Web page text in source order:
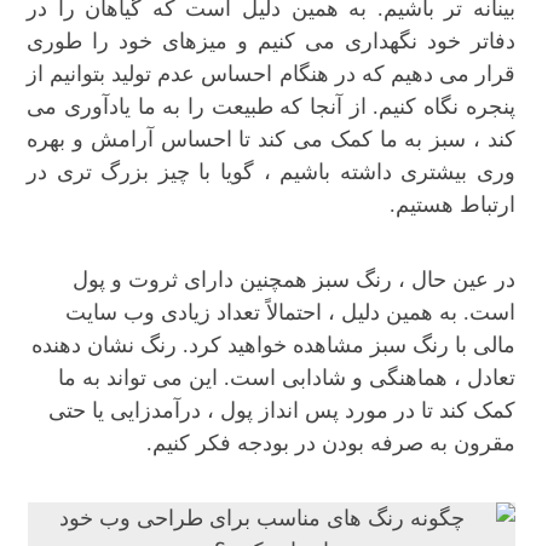
بینانه تر باشیم. به همین دلیل است که گیاهان را در
دفاتر خود نگهداری می کنیم و میزهای خود را طوری
قرار می دهیم که در هنگام احساس عدم تولید بتوانیم از
پنجره نگاه کنیم. از آنجا که طبیعت را به ما یادآوری می
کند ، سبز به ما کمک می کند تا احساس آرامش و بهره
وری بیشتری داشته باشیم ، گویا با چیز بزرگ تری در
ارتباط هستیم.
در عین حال ، رنگ سبز همچنین دارای ثروت و پول
است. به همین دلیل ، احتمالاً تعداد زیادی وب سایت
مالی با رنگ سبز مشاهده خواهید کرد. رنگ نشان دهنده
تعادل ، هماهنگی و شادابی است. این می تواند به ما
کمک کند تا در مورد پس انداز پول ، درآمدزایی یا حتی
مقرون به صرفه بودن در بودجه فکر کنیم.